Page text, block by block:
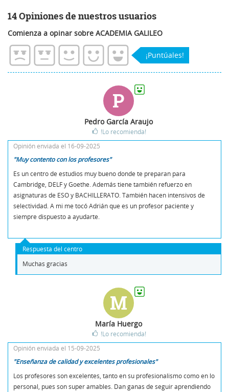
14 Opiniones de nuestros usuarios
Comienza a opinar sobre ACADEMIA GALILEO
¡Puntúales!
P
Pedro García Araujo
!Lo recomienda!
Opinión enviada el 16-09-2025
"Muy contento con los profesores"
Es un centro de estudios muy bueno donde te preparan para
Cambridge, DELF y Goethe. Además tiene también refuerzo en
asignaturas de ESO y BACHILLERATO. También hacen intensivos de
selectividad. A mi me tocó Adrián que es un profesor paciente y
siempre dispuesto a ayudarte.
Respuesta del centro
Muchas gracias
M
María Huergo
!Lo recomienda!
Opinión enviada el 15-09-2025
"Enseñanza de calidad y excelentes profesionales"
Los profesores son excelentes, tanto en su profesionalismo como en lo
personal, pues son super amables. Dan ganas de seguir aprendiendo